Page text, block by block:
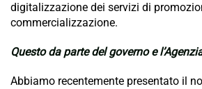
digitalizzazione dei servizi di
commercializzazione.
Questo da parte del governo e
Abbiamo recentemente presentato il